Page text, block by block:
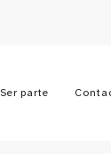
Ser parte